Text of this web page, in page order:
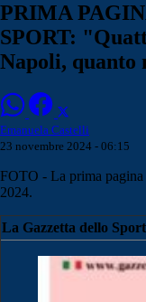
PRIMA
SPORT:
Napoli, quanto
Emanuela Castelli
23 novembre 2024 - 06:15
FOTO - La prima pagina
2024.
La Gazzetta dello Sport